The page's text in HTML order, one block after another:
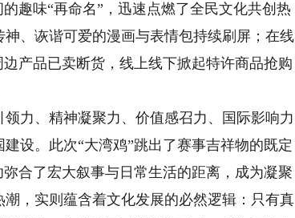
趣味“再命名”，迅速点燃了全民文化共创热
、诙谐可爱的漫画与表情包持续刷屏；在线
产品已卖断货，线上线下掀起特许商品抢购
力、精神凝聚力、价值感召力、国际影响力
设。此次“大湾鸡”跳出了赛事吉祥物的既定
合了宏大叙事与日常生活的距离，成为凝聚
，实则蕴含着文化发展的必然逻辑：只有真